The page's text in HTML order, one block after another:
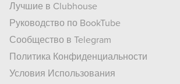
Лучшие в Clubhouse
Руководство по BookTube
Сообщество в Telegram
Политика Конфиденциальности
Условия Использования